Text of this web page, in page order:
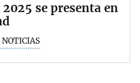
se presenta en